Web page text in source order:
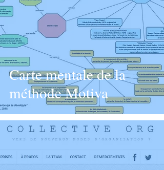
Carte mentale de la
méthode Motiva